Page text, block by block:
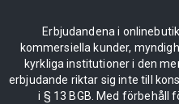
Erbjudandena i
kommersiella kunder,
kyrkliga institutioner i den
erbjudande riktar sig inte till
i § 13 BGB. Med förbehåll